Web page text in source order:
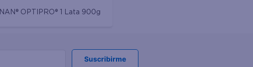
NAN® OPTIPRO® 1 Lata 900g
Suscribirme